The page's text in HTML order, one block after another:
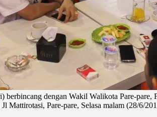
berbincang dengan Wakil Walikota Pare-pare,
Mattirotasi, Pare-pare, Selasa malam (28/6/